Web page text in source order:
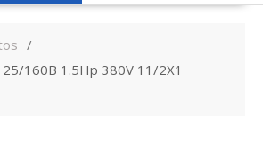
160B 1.5Hp 380V 11/2X1